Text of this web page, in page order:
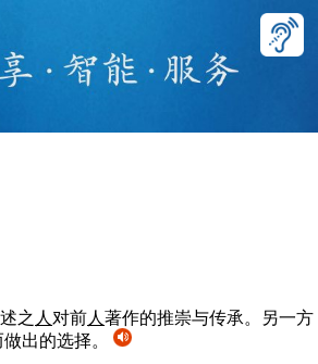
之 人 对前人 著作的推崇与传承。另一方
出的选择。